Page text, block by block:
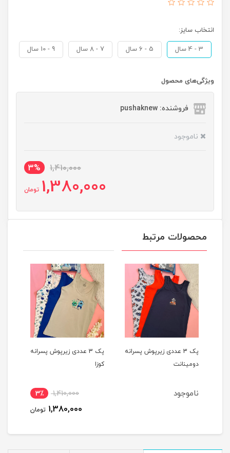
انتخاب سایز:
3 - 4 سال 5 - 6 سال 7 - 8 سال 9 - 10 سال
ویژگی‌های محصول
فروشنده: pushaknew
ناموجود
1,410,000
3%
1,380,000 تومان
محصولات مرتبط
پک 3 عددی زیرپوش پسرانه
دومینانت
ناموجود
پک 3 عددی زیرپوش پسرانه
کوزا
1,410,000 3٪
1,380,000 تومان